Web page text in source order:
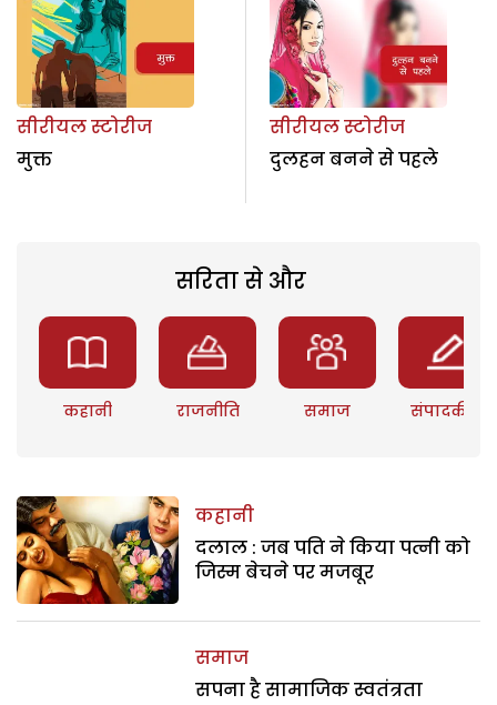
सीरीयल स्टोरीज
मुक्त
सीरीयल स्टोरीज
दुलहन बनने से पहले
सरिता से और
कहानी राजनीति समाज संपादकीय
कहानी
दलाल : जब पति ने किया पत्नी को
जिस्म बेचने पर मजबूर
समाज
सपना है सामाजिक स्वतंत्रता